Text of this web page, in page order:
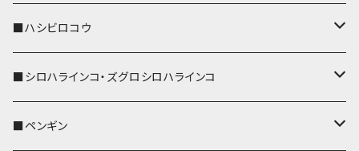
ストラップ付
キーケース
名刺入れ・カードケース
コインケース
リールのみ
ストラップ付
キーケース
名刺入れ・カードケース
メガネケース
IDカードホルダー
リール付きストラップ
リールのみ
キーケース
パスケース
リール付きストラップ
リールのみ
メガネケース
キーホルダー
パスケース
リール付きストラップ
キーカバー
キーホルダー
パスケース
■ハシビロコウ
キーカバー
キーホルダー
■シロハラインコ・ズグロシロハラインコ
キーカバー
■ペンギン